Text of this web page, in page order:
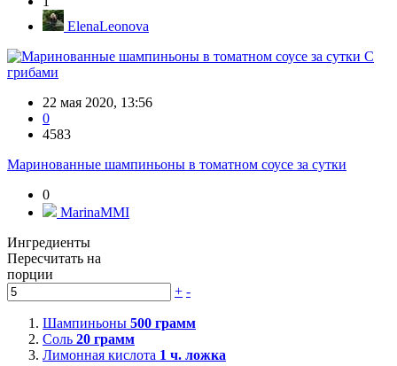
ElenaLeonova
С
грибами
22 мая 2020, 13:56
0
4583
Маринованные шампиньоны в томатном соусе за сутки
0
MarinaMMI
Ингредиенты
Пересчитать на
порции
+ -
Шампиньоны 500 грамм
Соль 20 грамм
Лимонная кислота 1 ч. ложка